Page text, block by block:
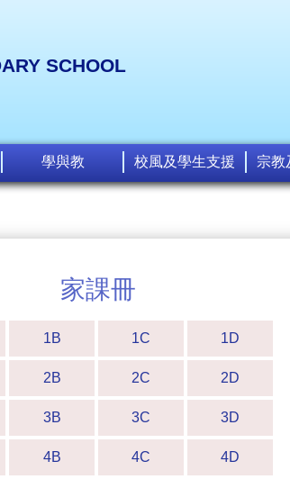
SCHOOL
學與教 校風及學生支援 宗教
家課冊
1B 1C 1D
2B 2C 2D
3B 3C 3D
4B 4C 4D